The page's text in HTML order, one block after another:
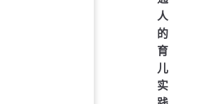
人
的
育
儿
实